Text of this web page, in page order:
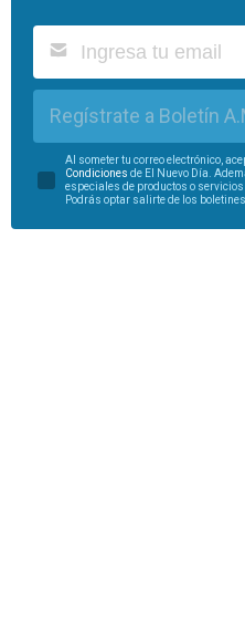
Regístrate a Boletín
Al someter tu correo electrónico,
Condiciones de El Nuevo Día.
especiales de productos o
Podrás optar salirte de los